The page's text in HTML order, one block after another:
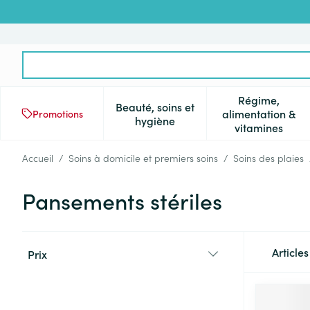
Promotions
Beauté, soins et
hygièneAfficher le sous-menu pour la
Régime,
alimentation &
vitamines
Afficher
Accueil / Soins à domicile et premiers soins / Soins des plaies
Pansements stériles
Prix
Articles